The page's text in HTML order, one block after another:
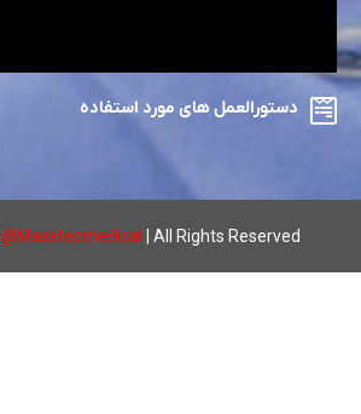
دستورالعمل های مورد استفاده
@Masstecmedical | All Rights Reserved